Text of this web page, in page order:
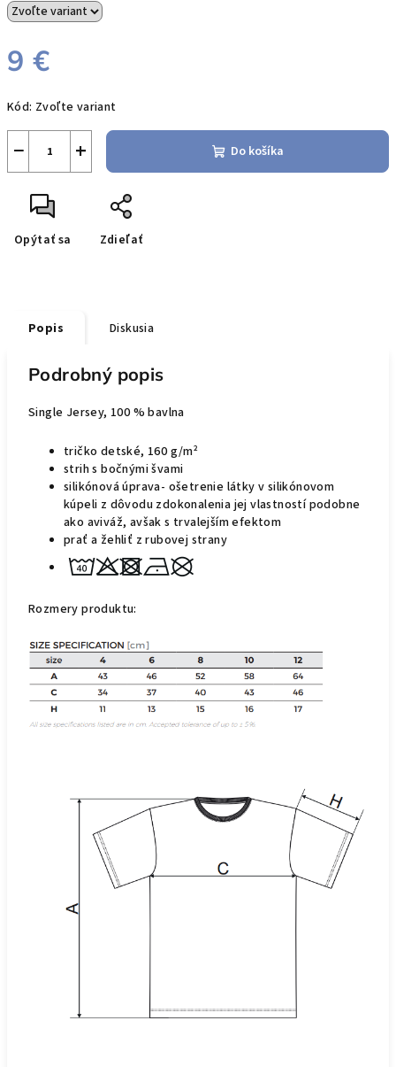
9 €
cena:
Kód: Zvoľte variant
+
− Do košíka
Opýtať sa Zdieľať
Popis Diskusia
Podrobný popis
Single Jersey, 100 % bavlna
tričko detské, 160 g/m²
strih s bočnými švami
silikónová úprava- ošetrenie látky v silikónovom
kúpeli z dôvodu zdokonalenia jej vlastností podobne
ako aviváž, avšak s trvalejšímefektom
prať a žehliť z rubovej strany
Rozmery produktu: